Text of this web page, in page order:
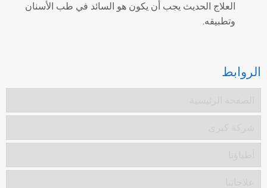
العلاج الحديث يجب أن يكون هو السائد في طب الأسنان
وتطبيقه.
الروابط